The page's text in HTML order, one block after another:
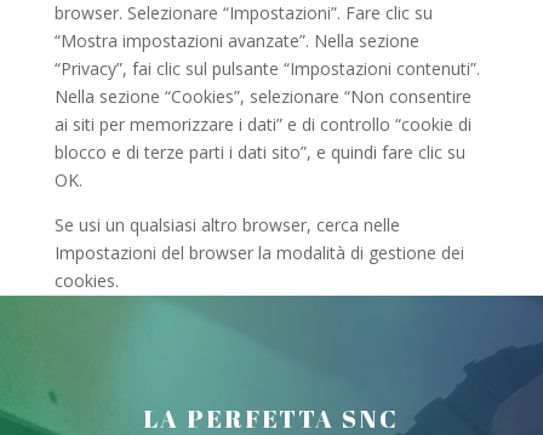
browser. Selezionare “Impostazioni”. Fare clic su
“Mostra impostazioni avanzate”. Nella sezione
“Privacy”, fai clic sul pulsante “Impostazioni contenuti”.
Nella sezione “Cookies”, selezionare “Non consentire
ai siti per memorizzare i dati” e di controllo “cookie di
blocco e di terze parti i dati sito”, e quindi fare clic su
OK.
Se usi un qualsiasi altro browser, cerca nelle
Impostazioni del browser la modalità di gestione dei
cookies.
LA PERFETTA SNC